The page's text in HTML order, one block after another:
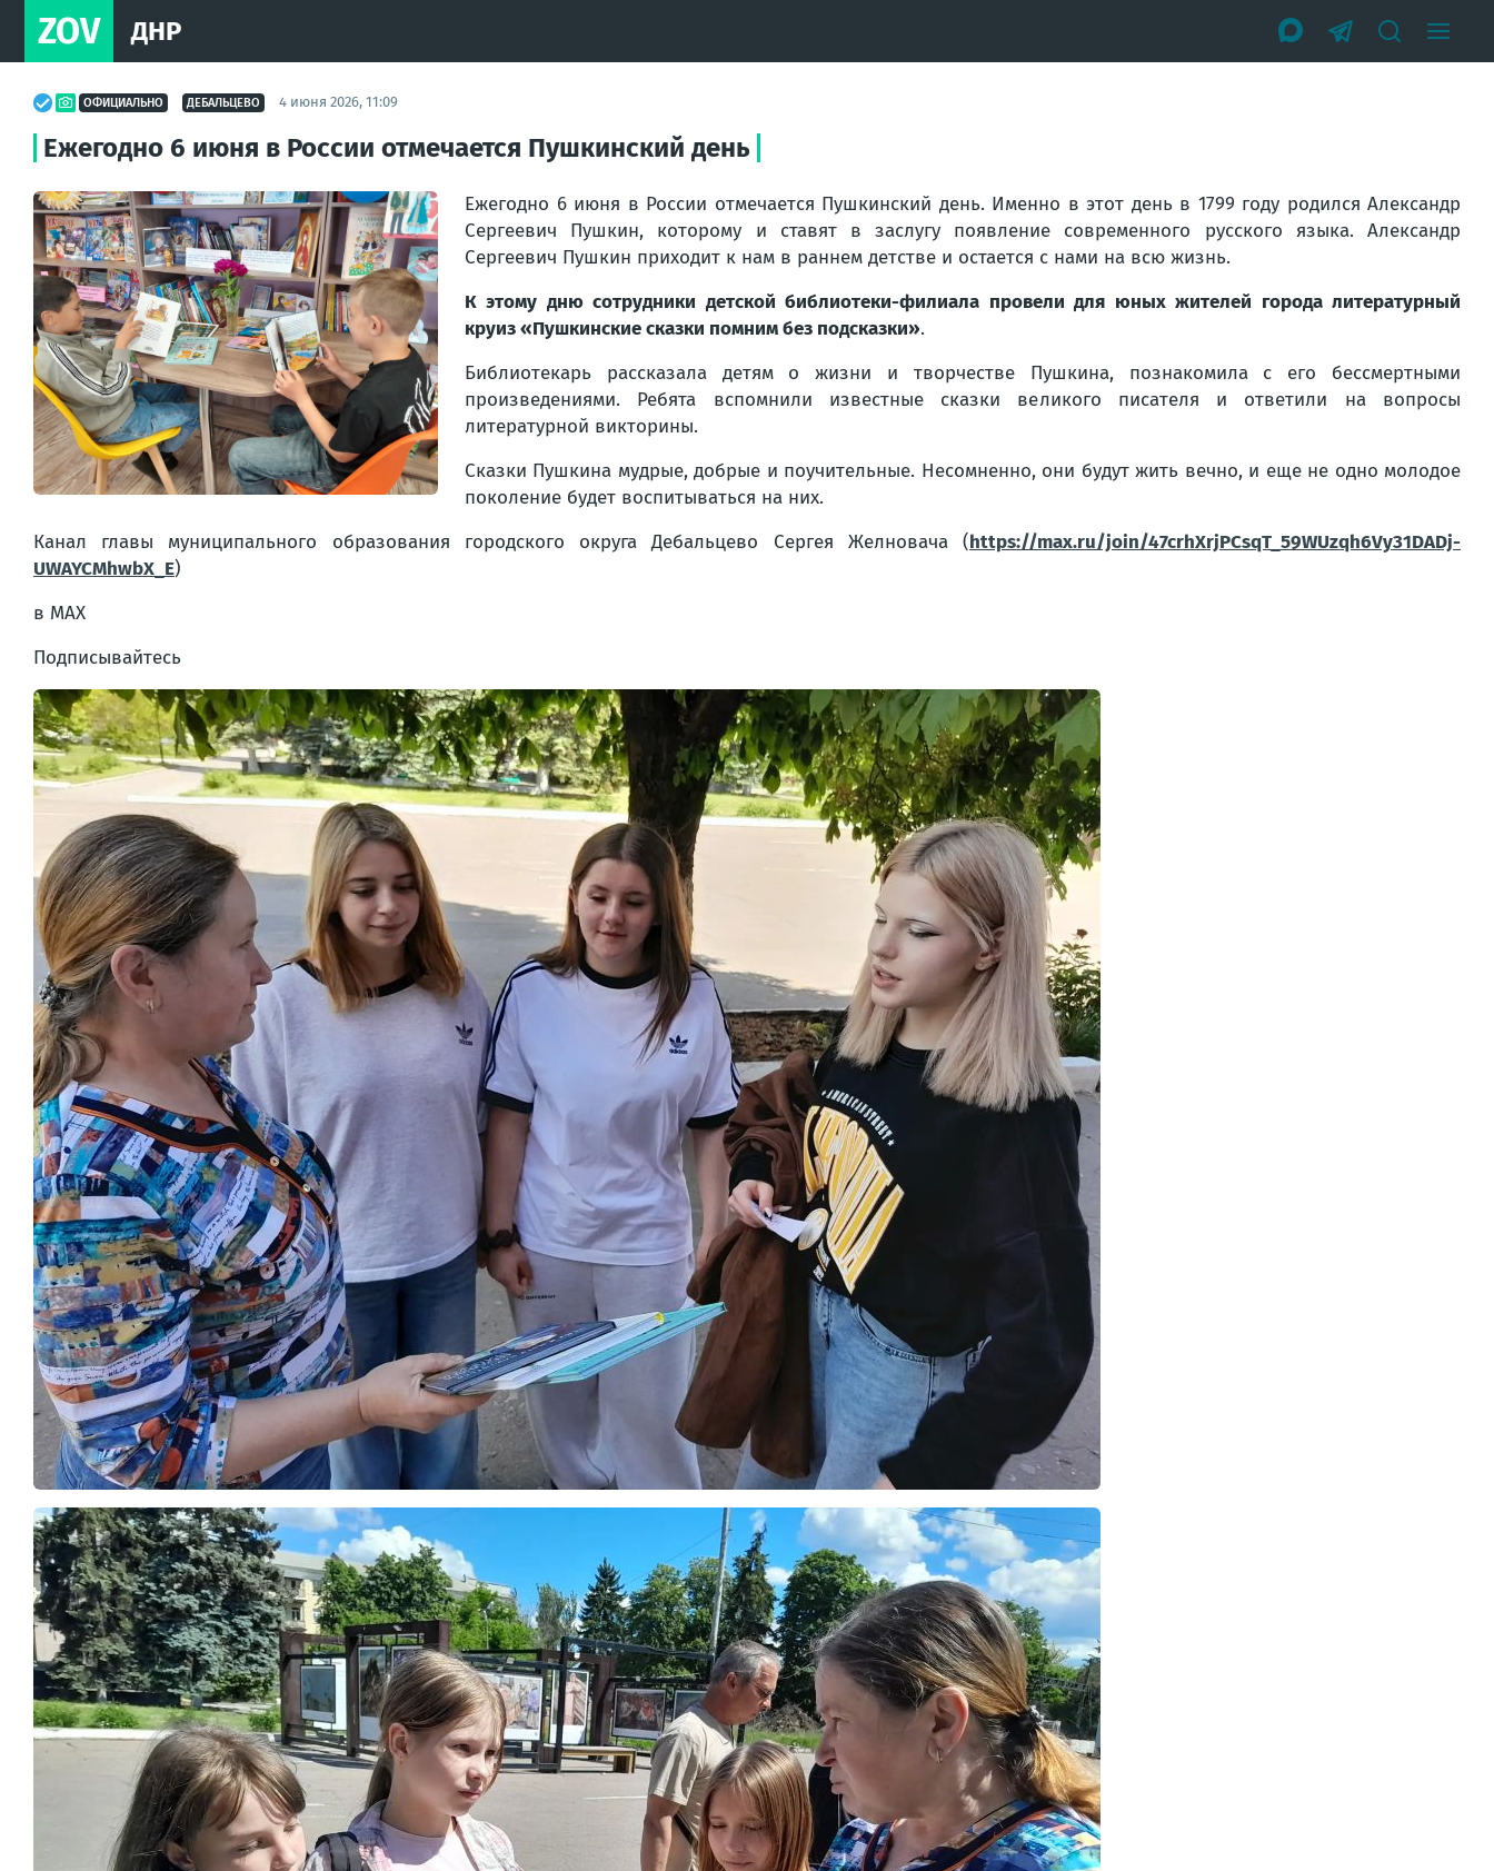
ZOV ДНР
ОФИЦИАЛЬНО ДЕБАЛЬЦЕВО 4 июня 2026, 11:09
Ежегодно 6 июня в России отмечается Пушкинский день
Ежегодно 6 июня в России отмечается Пушкинский день. Именно в этот день в 1799 году родился Александр
Сергеевич Пушкин, которому и ставят в заслугу появление современного русского языка. Александр
Сергеевич Пушкин приходит к нам в раннем детстве и остается с нами на всю жизнь.
К этому дню сотрудники детской библиотеки-филиала провели для юных жителей города литературный
круиз «Пушкинские сказки помним без подсказки».
Библиотекарь рассказала детям о жизни и творчестве Пушкина, познакомила с его бессмертными
произведениями. Ребята вспомнили известные сказки великого писателя и ответили на вопросы
литературной викторины.
Сказки Пушкина мудрые, добрые и поучительные. Несомненно, они будут жить вечно, и еще не одно молодое
поколение будет воспитываться на них.
Канал главы муниципального образования городского округа Дебальцево Сергея Желновача (https://max.ru/join/47crhXrjPCsqT_59WUzqh6Vy31DADj-
UWAYCMhwbX_E)
в MAX
Подписывайтесь